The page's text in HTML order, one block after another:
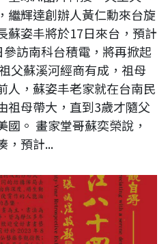
繼輝達創辦人黃仁勳來台旋
蘇姿丰將於17日來台，預計
訪南科台積電，將再掀起
父蘇溪河經商有成，祖母
人，蘇姿丰老家就在台南民
祖母帶大，直到3歲才隨父
。 畫家堂哥蘇奕榮說，
，預計...